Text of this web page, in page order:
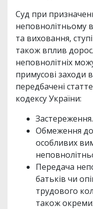
Суд при
неповнолітньому
та виховання,
також вплив
неповнолітніх
примусові заходи
передбачені
кодексу України:
Застереження.
Обмеження
особливих
Передача
батьків чи
трудового
також